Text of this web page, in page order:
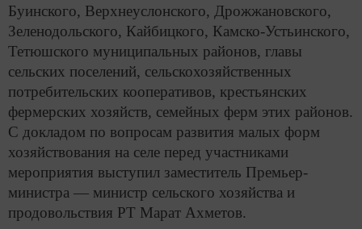
Буинского, Верхнеуслонского, Дрожжановского,
Зеленодольского, Кайбицкого, Камско-Устьинского,
Тетюшского муниципальных районов, главы
сельских поселений, сельскохозяйственных
потребительских кооперативов, крестьянских
фермерских хозяйств, семейных ферм этих районов.
С докладом по вопросам развития малых форм
хозяйствования на селе перед участниками
мероприятия выступил заместитель Премьер-
министра — министр сельского хозяйства и
продовольствия РТ Марат Ахметов.